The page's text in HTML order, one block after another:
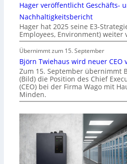
t
i
n
d
r
I
m
m
Hager veröffentlicht Geschäfts-
Nachhaltigkeitsbericht
Hager hat 2025 seine E3-
Employees, Environment) weiter
Übernimmt zum 15. September
Björn Twiehaus wird neuer CEO
Zum 15. September übernimmt
(Bild) die Position des Chief
(CEO) bei der Firma Wago mit
Minden.